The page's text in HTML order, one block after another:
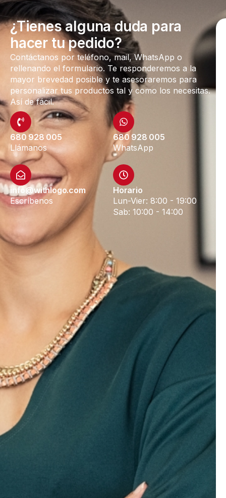
¿Tienes alguna duda para
hacer tu pedido?
Contáctanos por teléfono, mail, WhatsApp o
rellenando el formulario. Te responderemos a la
mayor brevedad posible y te asesoraremos para
personalizar tus productos tal y como los necesitas.
Así de fácil.
680 928 005
Llámanos
680 928 005
WhatsApp
info@withlogo.com
Escríbenos
Horario
Lun-Vier: 8:00 - 19:00
Sab: 10:00 - 14:00